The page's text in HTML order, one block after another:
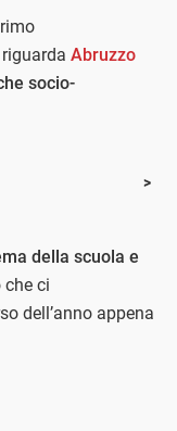
Abruzzo
socio-
della scuola e
che ci
dell’anno appena